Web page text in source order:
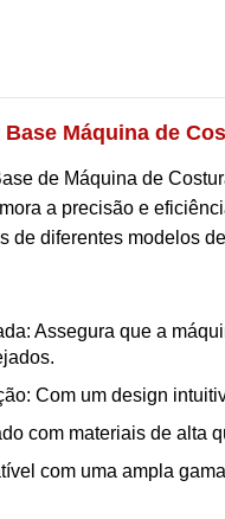
Máquina de
de Máquina de
a precisão e
de diferentes modelos
Assegura que a
Com um design
com materiais de alta
com uma ampla